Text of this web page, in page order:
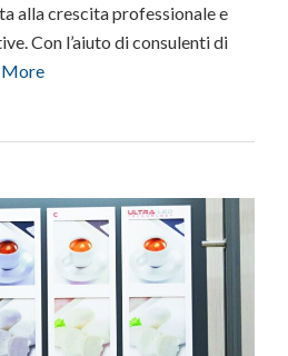
alla crescita professionale e
Con l’aiuto di consulenti di
More